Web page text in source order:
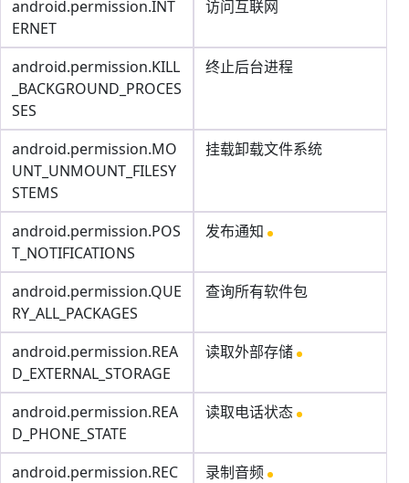
android.permission.INT
ERNET
访问互联网
android.permission.KILL
_BACKGROUND_PROCES
SES
终止后台进程
android.permission.MO
UNT_UNMOUNT_FILESY
STEMS
挂载卸载文件系统
android.permission.POS
T_NOTIFICATIONS
发布通知
android.permission.QUE
RY_ALL_PACKAGES
查询所有软件包
android.permission.REA
D_EXTERNAL_STORAGE
读取外部存储
android.permission.REA
D_PHONE_STATE
读取电话状态
android.permission.REC
录制音频